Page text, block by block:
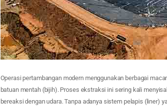
Operasi pertambangan modern menggunakan berbagai
batuan mentah (bijih). Proses ekstraksi ini sering kali
bereaksi dengan udara. Tanpa adanya sistem pelapis (liner)